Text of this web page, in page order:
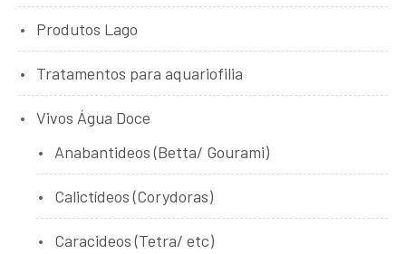
Produtos Lago
Tratamentos para aquariofilia
Vivos Água Doce
Anabantideos (Betta/ Gourami)
Calictídeos (Corydoras)
Caracideos (Tetra/ etc)